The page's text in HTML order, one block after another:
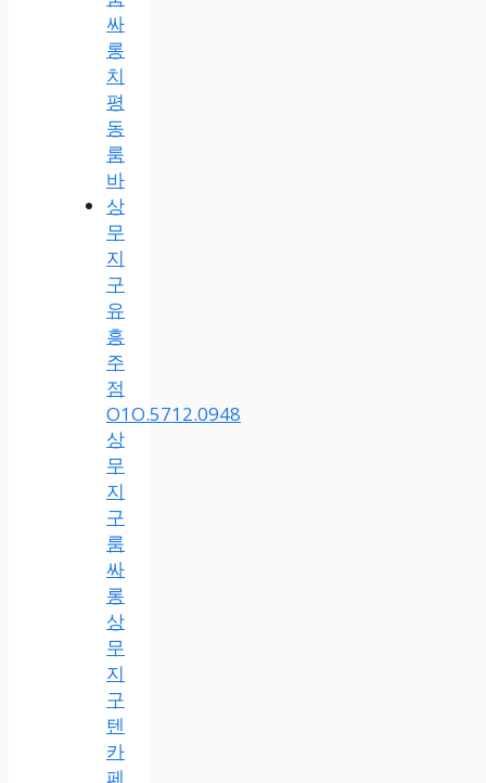
싸
롱
치
평
동
룸
바
상
무
지
구
유
흥
주
점
O1O.5712.0948
상
무
지
구
룸
싸
롱
상
무
지
구
텐
카
페